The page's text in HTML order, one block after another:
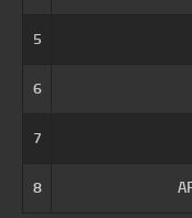
5
6
7
8